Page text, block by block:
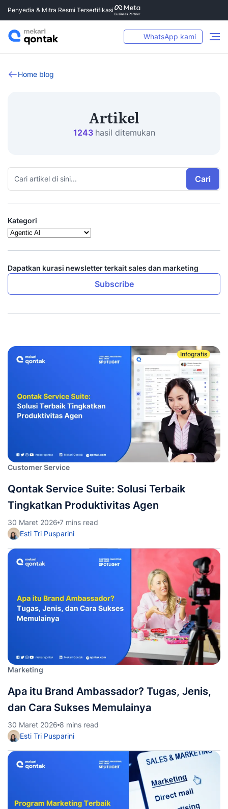
Penyedia & Mitra Resmi Tersertifikasi
WhatsApp kami
Home blog
Artikel
1243 hasil ditemukan
Cari
Kategori
Dapatkan kurasi newsletter terkait sales dan marketing
Subscribe
Infografis
Customer Service
Qontak Service Suite: Solusi Terbaik
Tingkatkan Produktivitas Agen
30 Maret 2026 7 mins read
Esti Tri Pusparini
Marketing
Apa itu Brand Ambassador? Tugas, Jenis,
dan Cara Sukses Memulainya
30 Maret 2026 8 mins read
Esti Tri Pusparini